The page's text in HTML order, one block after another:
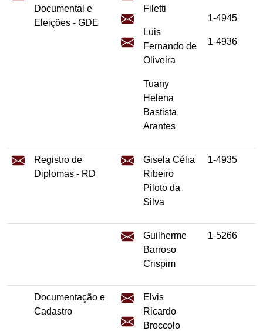
Documental e
Eleições - GDE
Filetti
Luis
Fernando de
Oliveira
Tuany
Helena
Bastista
Arantes
1-4945
1-4936
Registro de
Diplomas - RD
Gisela Célia
Ribeiro
Piloto da
Silva
1-4935
Guilherme
Barroso
Crispim
1-5266
Documentação e
Cadastro
Elvis
Ricardo
Broccolo